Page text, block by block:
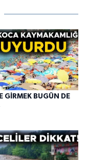
GİRMEK BUGÜN DE